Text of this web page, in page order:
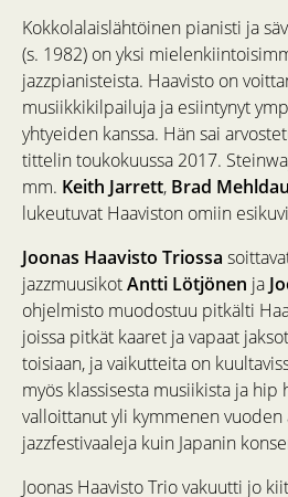
Kokkolalaislähtöinen pianisti ja
(s. 1982) on yksi
jazzpianisteista. Haavisto on
musiikkikilpailuja ja esiintynyt
yhtyeiden kanssa. Hän sai
tittelin toukokuussa 2017.
mm. Keith Jarrett, Brad Mehldau
lukeutuvat Haaviston omiin
Joonas Haavisto Triossa
jazzmuusikotAntti Lötjönen ja
ohjelmisto muodostuu pitkälti
joissa pitkät kaaret ja vapaat
toisiaan, ja vaikutteita on
myös klassisesta musiikista ja hip
valloittanut yli kymmenen
jazzfestivaaleja kuin Japanin
Joonas Haavisto Trio vakuutti jo